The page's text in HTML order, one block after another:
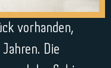
vorhanden,
Die